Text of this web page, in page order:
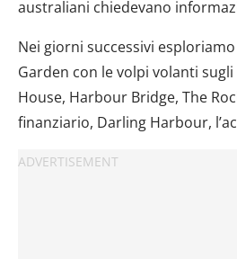
australiani chiedevano
Nei giorni successivi
Garden con le volpi volanti
House, Harbour Bridge, The
finanziario, Darling Harbour,